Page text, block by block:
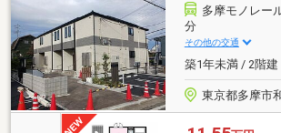
多摩モノレー
分
その他の交通
築1年未満 / 2階建
東京都多摩市